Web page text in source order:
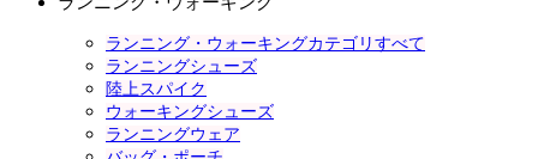
ランニング・ウォーキングカテゴリすべて
ランニングシューズ
陸上スパイク
ウォーキングシューズ
ランニングウェア